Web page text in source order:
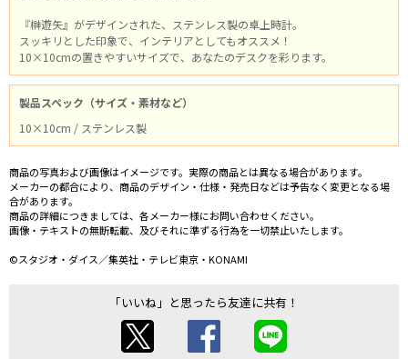
『榊遊矢』がデザインされた、ステンレス製の卓上時計。
スッキリとした印象で、インテリアとしてもオススメ！
10×10cmの置きやすいサイズで、あなたのデスクを彩ります。
製品スペック（サイズ・素材など）
10×10cm / ステンレス製
商品の写真および画像はイメージです。実際の商品とは異なる場合があります。
メーカーの都合により、商品のデザイン・仕様・発売日などは予告なく変更となる場
合があります。
商品の詳細につきましては、各メーカー様にお問い合わせください。
画像・テキストの無断転載、及びそれに準ずる行為を一切禁止いたします。
©スタジオ・ダイス／集英社・テレビ東京・KONAMI
「いいね」と思ったら友達に共有！